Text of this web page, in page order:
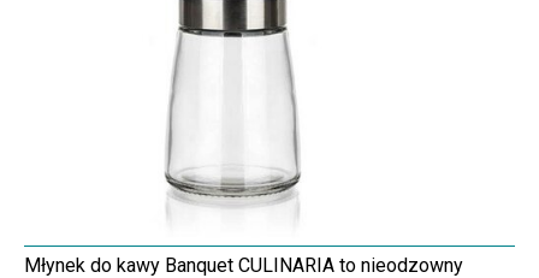
Młynek do kawy Banquet CULINARIA to nieodzowny